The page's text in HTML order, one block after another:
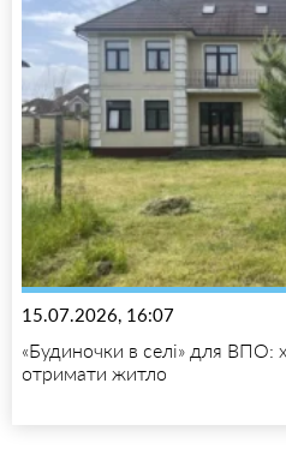
15.07.2026, 16:07
«Будиночки в селі» для ВПО:
отримати житло